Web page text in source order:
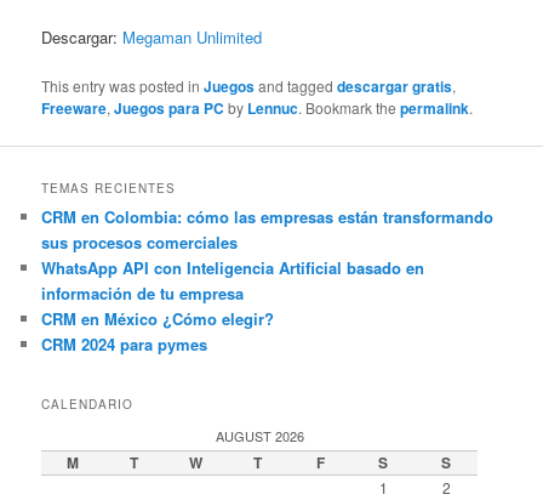
Descargar: Megaman Unlimited
This entry was posted inJuegosand taggeddescargar gratis,
Freeware,Juegos para PC by Lennuc. Bookmark thepermalink.
TEMAS RECIENTES
CRM en Colombia: cómo las empresas están transformando
sus procesos comerciales
WhatsApp API con Inteligencia Artificial basado en
información de tu empresa
CRM en México ¿Cómo elegir?
CRM 2024 para pymes
CALENDARIO
AUGUST 2026
M T W T F S S
1
2